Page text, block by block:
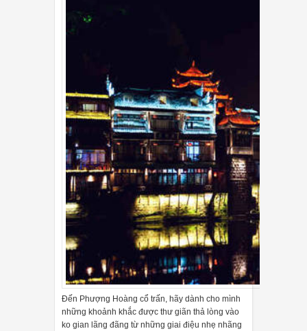
Đến Phượng Hoàng cổ trấn, hãy dành cho mình
những khoảnh khắc được thư giãn thả lòng vào
ko gian lãng đãng từ những giai điệu nhẹ nhãng